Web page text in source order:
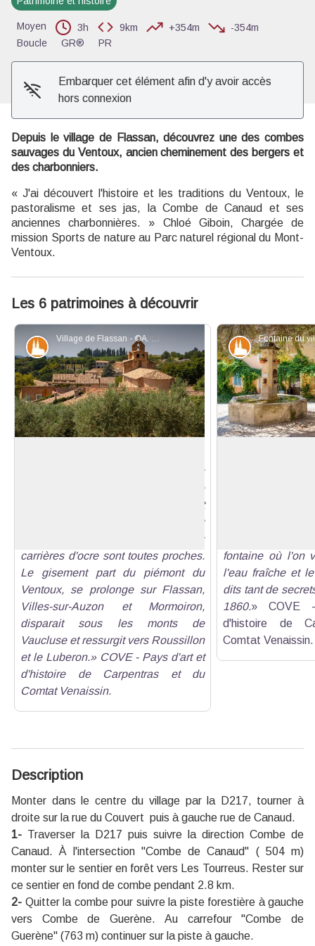
Moyen 3h 9km +354m
-354m
Boucle
GR® PR
Embarquer cet élément afin d'y avoir accès
hors connexion
Depuis le village de Flassan, découvrez une des combes
sauvages du Ventoux, ancien cheminement des bergers et
des charbonniers.
« J'ai découvert l'histoire et les traditions du Ventoux, le
pastoralisme et ses jas, la Combe de Canaud et ses
anciennes charbonnières. » Chloé Giboin, Chargée de
mission Sports de nature au Parc naturel régional du Mont-
Ventoux.
Les 6 patrimoines à découvrir
Voir l'image en plein écran
Patrimoine et histoire
carrières d'ocre sont toutes proches.
Le gisement part du piémont du
Ventoux, se prolonge sur Flassan,
Villes-sur-Auzon et Mormoiron,
disparait sous les monts de
Vaucluse et ressurgit vers Roussillon
et le Luberon.» COVE - Pays d'art et
d'histoire de Carpentras et du
Comtat Venaissin.
Patrimoine
fontaine où l'on
l'eau fraîche et
dits tant de
1860.» COVE
d'histoire de
Comtat Venaissin.
Description
Monter dans le centre du village par la D217, tourner à
droite sur la rue du Couvert puis à gauche rue de Canaud.
1- Traverser la D217 puis suivre la direction Combe de
Canaud. À l'intersection "Combe de Canaud" ( 504 m)
monter sur le sentier en forêt vers Les Tourreus. Rester sur
ce sentier en fond de combe pendant 2.8 km.
2- Quitter la combe pour suivre la piste forestière à gauche
vers Combe de Guerène. Au carrefour "Combe de
Guerène" (763 m) continuer sur la piste à gauche.